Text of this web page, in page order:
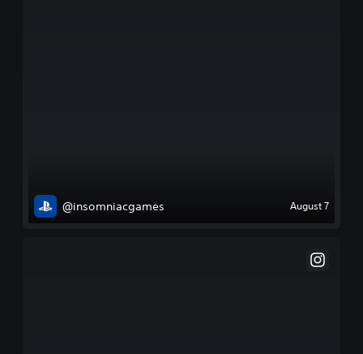
@insomniacgames August 7